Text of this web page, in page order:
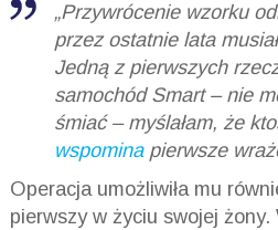
„Przywrócenie wzorku
przez ostatnie lata
Jedną z pierwszych
samochód Smart – nie
śmiać – myślałam, że
wspomina pierwsze
Operacja umożliwiła mu
pierwszy w życiu swojej żony.